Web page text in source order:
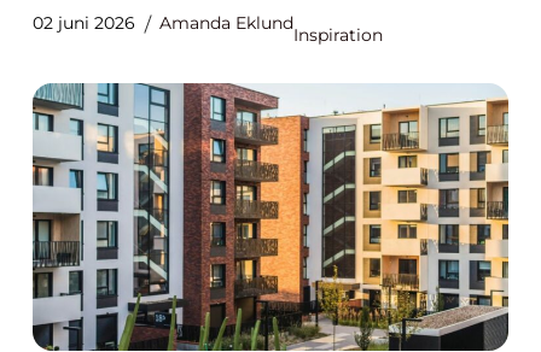
02 juni 2026 Amanda Eklund
Inspiration